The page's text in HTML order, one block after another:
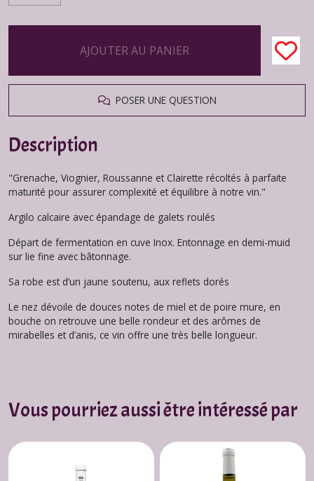
AJOUTER AU PANIER
POSER UNE QUESTION
Description
"Grenache, Viognier, Roussanne et Clairette récoltés à parfaite
maturité pour assurer complexité et équilibre à notre vin."
Argilo calcaire avec épandage de galets roulés
Départ de fermentation en cuve Inox. Entonnage en demi-muid
sur lie fine avec bâtonnage.
Sa robe est d’un jaune soutenu, aux reflets dorés
Le nez dévoile de douces notes de miel et de poire mure, en
bouche on retrouve une belle rondeur et des arômes de
mirabelles et d’anis, ce vin offre une très belle longueur.
Vous pourriez aussi être intéressé par